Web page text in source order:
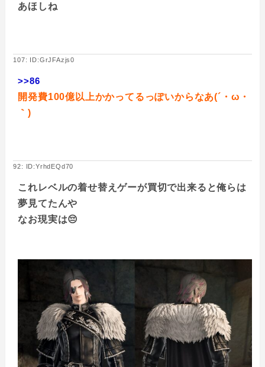
あほしね
107: ID:GrJFAzjs0
>>86
開発費100億以上かかってるっぽいからなあ(´・ω・
｀)
92: ID:YrhdEQd70
これレベルの着せ替えゲーが買切で出来ると俺らは
夢見てたんや
なお現実は😔